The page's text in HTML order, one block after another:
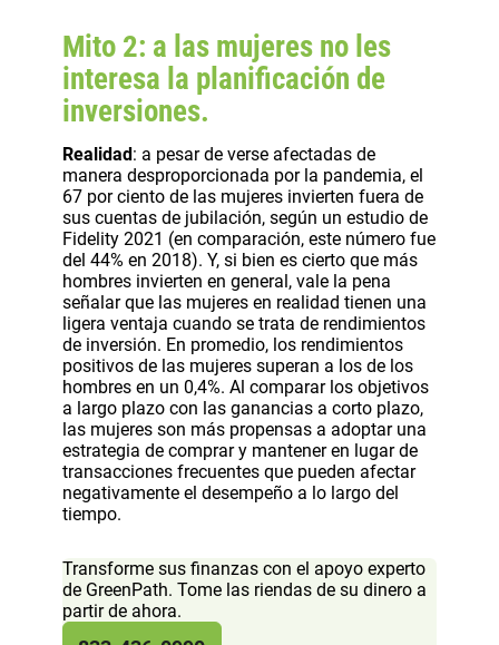
Mito 2: a las mujeres no les
interesa la planificación de
inversiones.
Realidad: a pesar de verse afectadas de
manera desproporcionada por la pandemia, el
67 por ciento de las mujeres invierten fuera de
sus cuentas de jubilación, según un estudio de
Fidelity 2021 (en comparación, este número fue
del 44% en 2018). Y, si bien es cierto que más
hombres invierten en general, vale la pena
señalar que las mujeres en realidad tienen una
ligera ventaja cuando se trata de rendimientos
de inversión. En promedio, los rendimientos
positivos de las mujeres superan a los de los
hombres en un 0,4%. Al comparar los objetivos
a largo plazo con las ganancias a corto plazo,
las mujeres son más propensas a adoptar una
estrategia de comprar y mantener en lugar de
transacciones frecuentes que pueden afectar
negativamente el desempeño a lo largo del
tiempo.
Transforme sus finanzas con el apoyo experto
de GreenPath. Tome las riendas de su dinero a
partir de ahora.